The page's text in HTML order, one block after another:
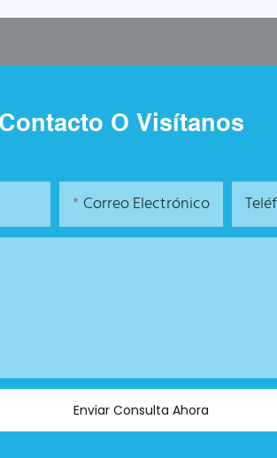
O Visítanos
Correo Electrónico
Enviar Consulta Ahora